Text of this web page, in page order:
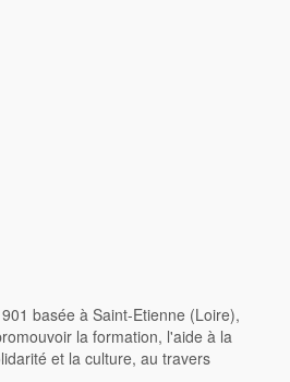
basée à Saint-Etienne (Loire),
la formation, l'aide à la
et la culture, au travers